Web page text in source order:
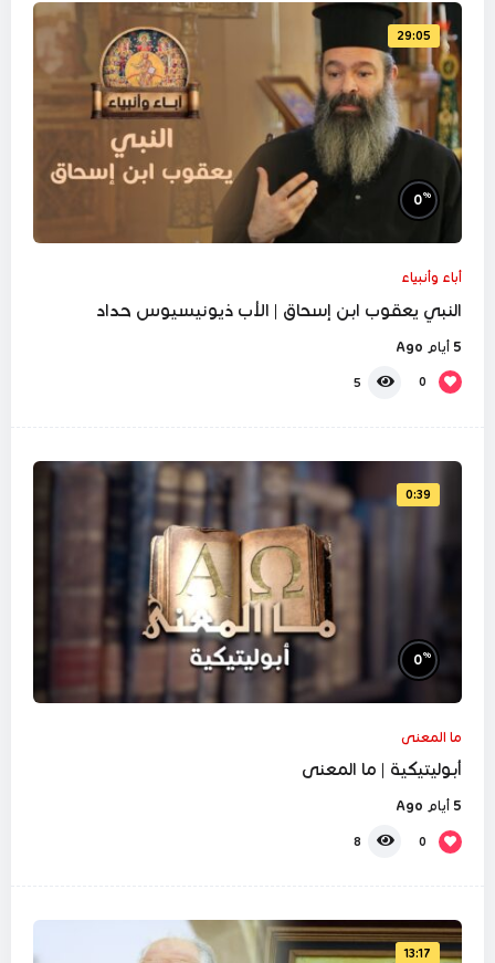
29:05
0%
أباء وأنبياء
النبي يعقوب ابن إسحاق | الأب ذيونيسيوس حداد
5 أيام Ago
0
5
0:39
0%
ما المعنى
أبوليتيكية | ما المعنى
5 أيام Ago
0
8
13:17